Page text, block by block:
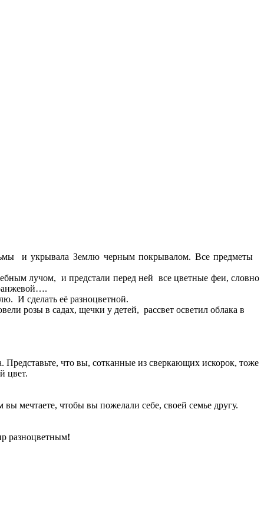
и укрывала Землю черным покрывалом. Все предметы
лучом, и предстали перед ней все цветные феи, словно
И сделать её разноцветной.
розы в садах, щечки у детей, рассвет осветил облака в
что вы, сотканные из сверкающих искорок, тоже
цвет.
мечтаете, чтобы вы пожелали себе, своей семье другу.
разноцветным!